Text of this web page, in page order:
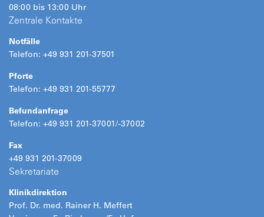
08:00 bis 13:00 Uhr
Zentrale Kontakte
Notfälle
Telefon: +49 931 201-37501
Pforte
Telefon: +49 931 201-55777
Befundanfrage
Telefon: +49 931 201-37001/-37002
Fax
+49 931 201-37009
Sekretariate
Klinikdirektion
Prof. Dr. med. Rainer H. Meffert